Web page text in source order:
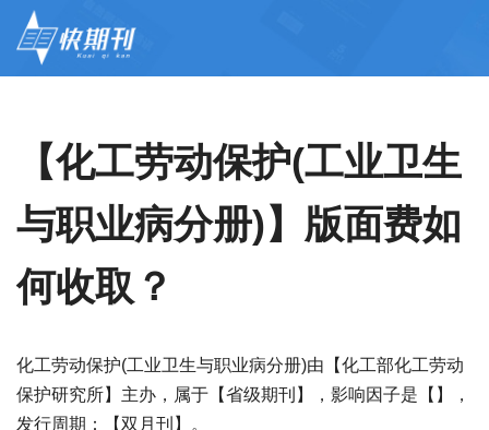
【化工劳动保护(工业卫生
与职业病分册)】版面费如
何收取？
化工劳动保护(工业卫生与职业病分册)由【化工部化工劳动
保护研究所】主办，属于【省级期刊】，影响因子是【】，
发行周期：【双月刊】。